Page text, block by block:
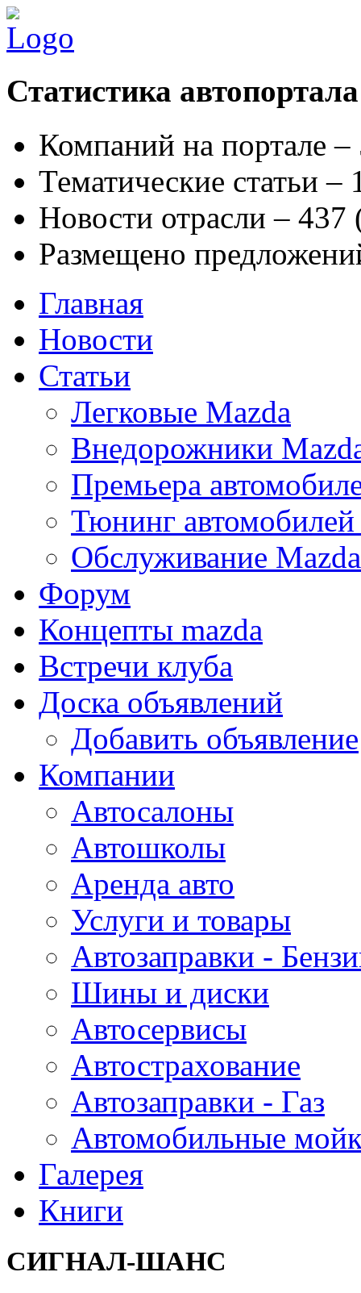
Статистика автопортала
Компаний на портале
Тематические статьи –
Новости отрасли – 437
Размещено
Главная
Новости
Статьи
Легковые Mazda
Внедорожники
Премьера
Тюнинг
Обслуживание Mazda
Форум
Концепты mazda
Встречи клуба
Доска объявлений
Добавить объявление
Компании
Автосалоны
Автошколы
Аренда авто
Услуги и товары
Автозаправки -
Шины и диски
Автосервисы
Автострахование
Автозаправки - Газ
Автомобильные
Галерея
Книги
СИГНАЛ-ШАНС